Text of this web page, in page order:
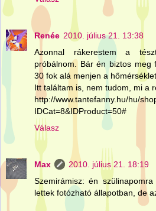
Renée 2010. július 21. 13:38
Azonnal rákerestem a
próbálnom. Bár én biztos meg
30 fok alá menjen a
Itt találtam is, nem tudom, mi a
http://www.tantefanny.hu/hu/
IDCat=8&IDProduct=50#
Válasz
Max
2010. július 21. 18:19
Szemirámisz: én
lettek fotózható állapotban, de